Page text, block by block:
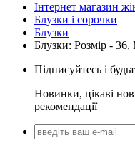
Інтернет магазин
Блузки і сорочки
Блузки
Блузки: Розмір - 36,
Підписуйтесь і
Новинки, цікаві
рекомендації